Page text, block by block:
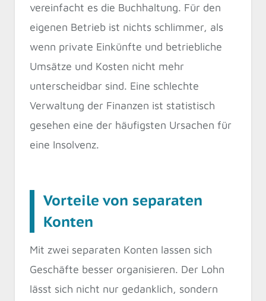
vereinfacht es die Buchhaltung. Für den
eigenen Betrieb ist nichts schlimmer, als
wenn private Einkünfte und betriebliche
Umsätze und Kosten nicht mehr
unterscheidbar sind. Eine schlechte
Verwaltung der Finanzen ist statistisch
gesehen eine der häufigsten Ursachen für
eine Insolvenz.
Vorteile von separaten
Konten
Mit zwei separaten Konten lassen sich
Geschäfte besser organisieren. Der Lohn
lässt sich nicht nur gedanklich, sondern